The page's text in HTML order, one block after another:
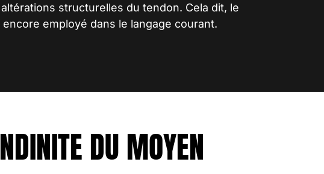
structurelles du tendon. Cela dit, le
encore employé dans le langage courant.
DU MOYEN